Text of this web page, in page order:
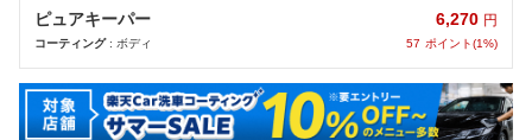
ピュアキーパー
コーティング: ボディ
6,270 円
57 ポイント(1%)